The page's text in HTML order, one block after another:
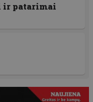
ir patarimai